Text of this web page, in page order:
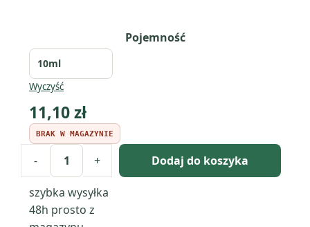
Pojemność
Wyczyść
11,10zł
BRAK W MAGAZYNIE
- + Dodaj do koszyka
szybka wysyłka
48h prosto z